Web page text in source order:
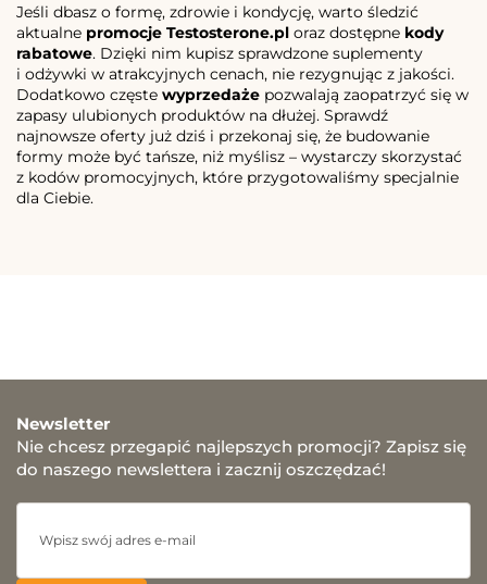
Jeśli dbasz o formę, zdrowie i kondycję, warto śledzić
aktualne promocje Testosterone.pl oraz dostępne kody
rabatowe. Dzięki nim kupisz sprawdzone suplementy
i odżywki w atrakcyjnych cenach, nie rezygnując z jakości.
Dodatkowo częste wyprzedaże pozwalają zaopatrzyć się w
zapasy ulubionych produktów na dłużej. Sprawdź
najnowsze oferty już dziś i przekonaj się, że budowanie
formy może być tańsze, niż myślisz – wystarczy skorzystać
z kodów promocyjnych, które przygotowaliśmy specjalnie
dla Ciebie.
Newsletter
Nie chcesz przegapić najlepszych promocji? Zapisz się
do naszego newslettera i zacznij oszczędzać!